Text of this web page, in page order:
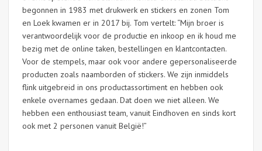
begonnen in 1983 met drukwerk en stickers en zonen Tom
en Loek kwamen er in 2017 bij. Tom vertelt: “Mijn broer is
verantwoordelijk voor de productie en inkoop en ik houd me
bezig met de online taken, bestellingen en klantcontacten.
Voor de stempels, maar ook voor andere gepersonaliseerde
producten zoals naamborden of stickers. We zijn inmiddels
flink uitgebreid in ons productassortiment en hebben ook
enkele overnames gedaan. Dat doen we niet alleen. We
hebben een enthousiast team, vanuit Eindhoven en sinds kort
ook met 2 personen vanuit België!”